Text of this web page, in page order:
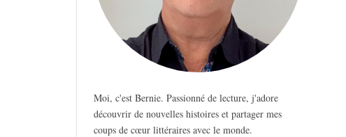
Moi, c'est Bernie. Passionné de lecture, j'adore
découvrir de nouvelles histoires et partager mes
coups de cœur littéraires avec le monde.